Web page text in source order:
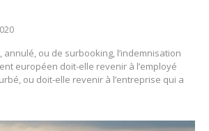
annulé, ou de surbooking, l’indemnisation
européen doit-elle revenir à l’employé
ou doit-elle revenir à l’entreprise qui a